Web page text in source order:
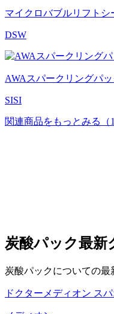
マイクロバブルリフトシ
DSW
AWAスパークリングパッ
SISI
関連商品をもっとみる
炭酸パック最新
炭酸パックについての最
ドクターメディオン ス